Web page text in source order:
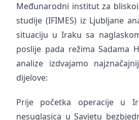
Međunarodni institut za
studije (IFIMES) iz Ljubljane
situaciju u Iraku sa
poslije pada režima Sadama
analize izdvajamo
dijelove:
Prije početka operacije u
nesuglasica u Savjetu